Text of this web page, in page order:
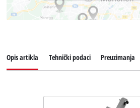
Opis artikla Tehnički podaci Preuzimanja